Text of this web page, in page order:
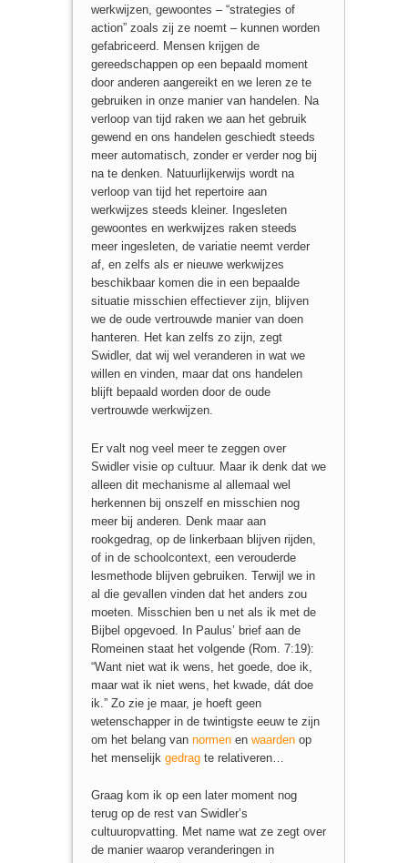
werkwijzen, gewoontes – “strategies of
action” zoals zij ze noemt – kunnen worden
gefabriceerd. Mensen krijgen de
gereedschappen op een bepaald moment
door anderen aangereikt en we leren ze te
gebruiken in onze manier van handelen. Na
verloop van tijd raken we aan het gebruik
gewend en ons handelen geschiedt steeds
meer automatisch, zonder er verder nog bij
na te denken. Natuurlijkerwijs wordt na
verloop van tijd het repertoire aan
werkwijzes steeds kleiner. Ingesleten
gewoontes en werkwijzes raken steeds
meer ingesleten, de variatie neemt verder
af, en zelfs als er nieuwe werkwijzes
beschikbaar komen die in een bepaalde
situatie misschien effectiever zijn, blijven
we de oude vertrouwde manier van doen
hanteren. Het kan zelfs zo zijn, zegt
Swidler, dat wij wel veranderen in wat we
willen en vinden, maar dat ons handelen
blijft bepaald worden door de oude
vertrouwde werkwijzen.
Er valt nog veel meer te zeggen over
Swidler visie op cultuur. Maar ik denk dat we
alleen dit mechanisme al allemaal wel
herkennen bij onszelf en misschien nog
meer bij anderen. Denk maar aan
rookgedrag, op de linkerbaan blijven rijden,
of in de schoolcontext, een verouderde
lesmethode blijven gebruiken. Terwijl we in
al die gevallen vinden dat het anders zou
moeten. Misschien ben u net als ik met de
Bijbel opgevoed. In Paulus’ brief aan de
Romeinen staat het volgende (Rom. 7:19):
“Want niet wat ik wens, het goede, doe ik,
maar wat ik niet wens, het kwade, dát doe
ik.” Zo zie je maar, je hoeft geen
wetenschapper in de twintigste eeuw te zijn
om het belang van normenen waardenop
het menselijk gedragte relativeren…
Graag kom ik op een later moment nog
terug op de rest van Swidler’s
cultuuropvatting. Met name wat ze zegt over
de manier waarop veranderingen in